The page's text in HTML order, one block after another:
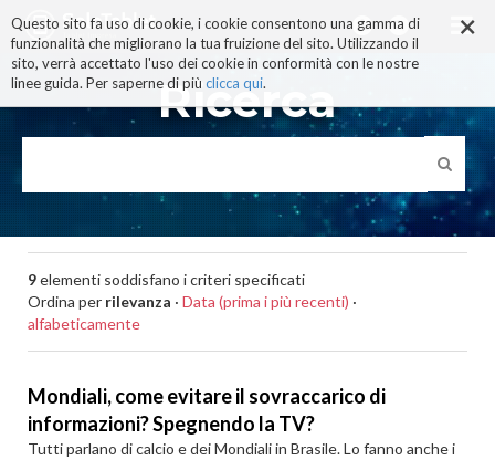
×
Questo sito fa uso di cookie, i cookie consentono una gamma di
funzionalità che migliorano la tua fruizione del sito. Utilizzando il
sito, verrà accettato l'uso dei cookie in conformità con le nostre
linee guida. Per saperne di più clicca qui.
ai
contenuti.
|
alla
navigazione
Ricerca
9elementi soddisfano i criteri specificati
Ordina per rilevanza · Data (prima i più recenti) ·
alfabeticamente
Mondiali, come evitare il sovraccarico di
informazioni? Spegnendo la TV?
Tutti parlano di calcio e dei Mondiali in Brasile. Lo fanno anche i